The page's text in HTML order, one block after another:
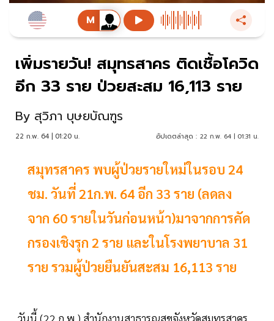
เพิ่มรายวัน! สมุทรสาคร ติดเชื้อโควิด
อีก 33 ราย ป่วยสะสม 16,113 ราย
By สุวิภา บุษยบัณฑูร
22 ก.พ. 64 | 01:20 น. อัปเดตล่าสุด : 22 ก.พ. 64 | 01:31 น.
สมุทรสาคร พบผู้ป่วยรายใหม่ในรอบ 24
ชม. วันที่ 21ก.พ. 64 อีก 33 ราย (ลดลง
จาก 60 รายในวันก่อนหน้า)มาจากการคัด
กรองเชิงรุก 2 ราย และในโรงพยาบาล 31
ราย รวมผู้ป่วยยืนยันสะสม 16,113 ราย